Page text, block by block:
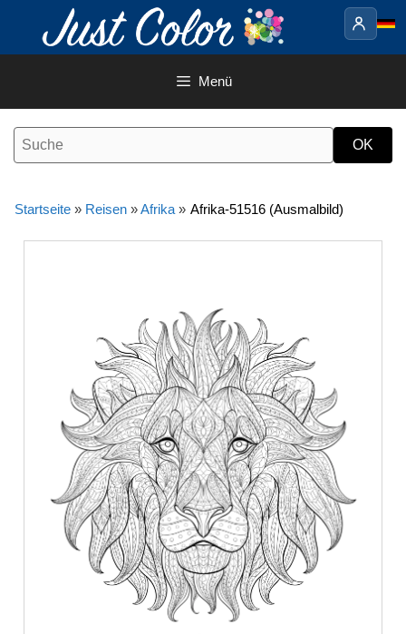
Inhalt
Menü
Startseite » Reisen »Afrika » Afrika-51516 (Ausmalbild)